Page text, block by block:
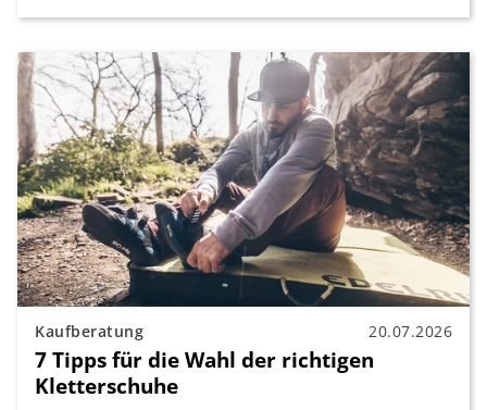
Kaufberatung 20.07.2026
7 Tipps für die Wahl der richtigen
Kletterschuhe